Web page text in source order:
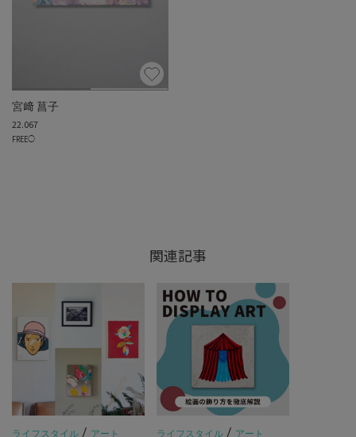
宮﨑 菖子
22.067
FREE◯
関連記事
ライフスタイル / アート ライフスタイル / アート